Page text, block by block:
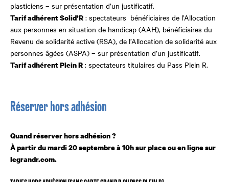
plasticiens – sur présentation d’un justificatif.
Tarif adhérent Solid’R : spectateurs bénéficiaires de l’Allocation
aux personnes en situation de handicap (AAH), bénéficiaires du
Revenu de solidarité active (RSA), de l’Allocation de solidarité aux
personnes âgées (ASPA) – sur présentation d’un justificatif.
Tarif adhérent Plein R : spectateurs titulaires du Pass Plein R.
Réserver hors adhésion
Quand réserver hors adhésion ?
À partir du mardi 20 septembre à 10h sur place ou en ligne sur
legrandr.com.